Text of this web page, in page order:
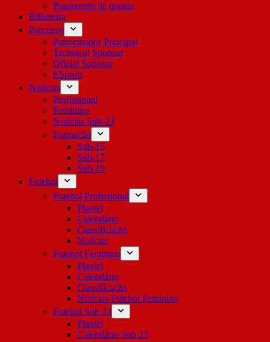
Pagamento de quotas
Bilheteira
Parceiros
Patrocinador Principal
Technical Sponsor
Oficial Sponsor
ESports
Notícias
Profissional
Feminino
Notícias Sub-23
Formação
Sub-15
Sub-17
Sub-19
Futebol
Futebol Profissional
Plantel
Calendário
Classificação
Notícias
Futebol Feminino
Plantel
Calendário
Classificação
Notícias Futebol Feminino
Futebol Sub 23
Plantel
Calendário Sub 23